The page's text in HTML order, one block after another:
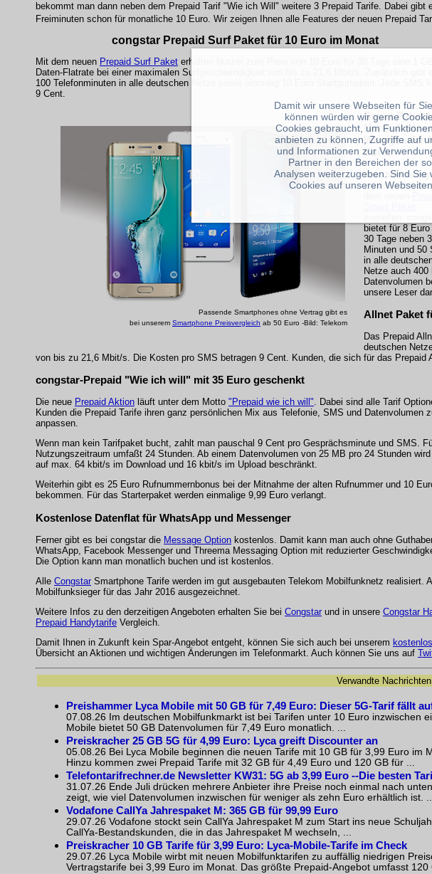
bekommt man dann neben dem Prepaid Tarif "Wie ich Will" weitere 3 Prepaid Tarife. Dabei
Freiminuten schon für monatliche 10 Euro. Wir zeigen Ihnen alle Features der neuen Prepaid
congstar Prepaid Surf Paket für 10 Euro im Monat
Mit dem neuen Prepaid Surf Paket erhalten Nutzer zum Preis von 10 Euro für 30 Tage eine 1 GB
Daten-Flatrate bei einer maximalen Surfgeschwindigkeit von bis zu 21,6 Mbit/s. Zusätzlich gibt
100 Telefonminuten in alle deutschen Netze sowie einmalig 10 Euro Startguthaben. Jede SMS
9 Cent.
Passende Smartphones ohne Vertrag gibt es
bei unserem Smartphone Preisvergleich ab 50 Euro -Bild: Telekom
Smart Paket
Wenigsurfer
Euro.
Wer dann
zahlen will kann
bietet für 8 Euro
30 Tage neben
Minuten und 50
in alle
Netze auch 400
Datenvolumen
unsere Leser
Allnet Paket
Das Prepaid
deutschen
von bis zu 21,6 Mbit/s. Die Kosten pro SMS betragen 9 Cent. Kunden, die sich für das
congstar-Prepaid "Wie ich will" mit 35 Euro geschenkt
Die neue Prepaid Aktion läuft unter dem Motto "Prepaid wie ich will". Dabei sind alle Tarif
Kunden die Prepaid Tarife ihren ganz persönlichen Mix aus Telefonie, SMS und Datenvolumen
anpassen.
Wenn man kein Tarifpaket bucht, zahlt man pauschal 9 Cent pro Gesprächsminute und SMS.
Nutzungszeitraum umfaßt 24 Stunden. Ab einem Datenvolumen von 25 MB pro 24 Stunden
auf max. 64 kbit/s im Download und 16 kbit/s im Upload beschränkt.
Weiterhin gibt es 25 Euro Rufnummernbonus bei der Mitnahme der alten Rufnummer und 10
bekommen. Für das Starterpaket werden einmalige 9,99 Euro verlangt.
Kostenlose Datenflat für WhatsApp und Messenger
Ferner gibt es bei congstar die Message Option kostenlos. Damit kann man auch ohne
WhatsApp, Facebook Messenger und Threema Messaging Option mit reduzierter
Die Option kann man monatlich buchen und ist kostenlos.
Alle Congstar Smartphone Tarife werden im gut ausgebauten Telekom Mobilfunknetz
Mobilfunksieger für das Jahr 2016 ausgezeichnet.
Weitere Infos zu den derzeitigen Angeboten erhalten Sie bei Congstar und in unsere Congstar
Prepaid Handytarife Vergleich.
Damit Ihnen in Zukunft kein Spar-Angebot entgeht, können Sie sich auch bei unserem
Übersicht an Aktionen und wichtigen Änderungen im Telefonmarkt. Auch können Sie uns auf
Verwandte
Preishammer Lyca Mobile mit 50 GB für 7,49 Euro: Dieser 5G-Tarif fällt
07.08.26 Im deutschen Mobilfunkmarkt ist bei Tarifen unter 10 Euro inzwischen
Mobile bietet 50 GB Datenvolumen für 7,49 Euro monatlich. ...
Preiskracher 25 GB 5G für 4,99 Euro: Lyca greift Discounter an
05.08.26 Bei Lyca Mobile beginnen die neuen Tarife mit 10 GB für 3,99 Euro
Hinzu kommen zwei Prepaid Tarife mit 32 GB für 4,49 Euro und 120 GB für ...
Telefontarifrechner.de Newsletter KW31: 5G ab 3,99 Euro --Die besten
31.07.26 Ende Juli drücken mehrere Anbieter ihre Preise noch einmal nach
zeigt, wie viel Datenvolumen inzwischen für weniger als zehn Euro erhältlich ist.
Vodafone CallYa Jahrespaket M: 365 GB für 99,99 Euro
29.07.26 Vodafone stockt sein CallYa Jahrespaket M zum Start ins neue
CallYa-Bestandskunden, die in das Jahrespaket M wechseln, ...
Preiskracher 10 GB Tarife für 3,99 Euro: Lyca-Mobile-Tarife im Check
29.07.26 Lyca Mobile wirbt mit neuen Mobilfunktarifen zu auffällig niedrigen
Vertragstarife bei 3,99 Euro im Monat. Das größte Prepaid-Angebot umfasst
Damit wir unsere Webseiten für
können würden wir gerne
Cookies gebraucht, um
anbieten zu können, Zugriffe auf
und Informationen zur
Partner in den Bereichen der
Analysen weiterzugeben. Sind
Cookies auf unseren